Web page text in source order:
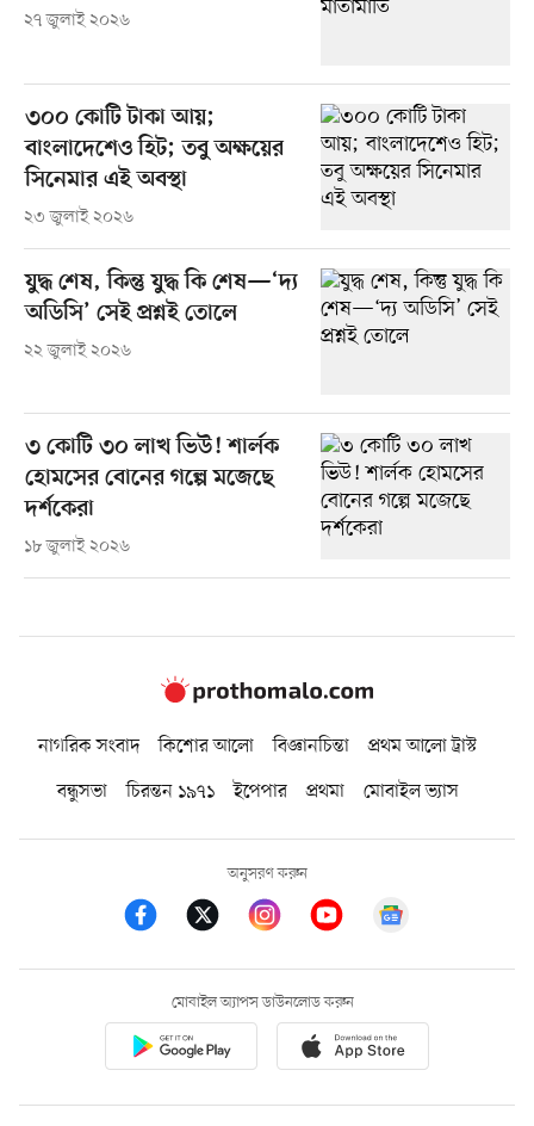
২৭ জুলাই ২০২৬
৩০০ কোটি টাকা আয়;
বাংলাদেশেও হিট; তবু অক্ষয়ের
সিনেমার এই অবস্থা
২৩ জুলাই ২০২৬
যুদ্ধ শেষ, কিন্তু যুদ্ধ কি শেষ—‘দ্য
অডিসি’ সেই প্রশ্নই তোলে
২২ জুলাই ২০২৬
৩ কোটি ৩০ লাখ ভিউ! শার্লক
হোমসের বোনের গল্পে মজেছে
দর্শকেরা
১৮ জুলাই ২০২৬
নাগরিক সংবাদ কিশোর আলো বিজ্ঞানচিন্তা
প্রথম আলো ট্রাস্ট
বন্ধুসভা
চিরন্তন ১৯৭১ ইপেপার প্রথমা মোবাইল ভ্যাস
অনুসরণ করুন
মোবাইল অ্যাপস ডাউনলোড করুন